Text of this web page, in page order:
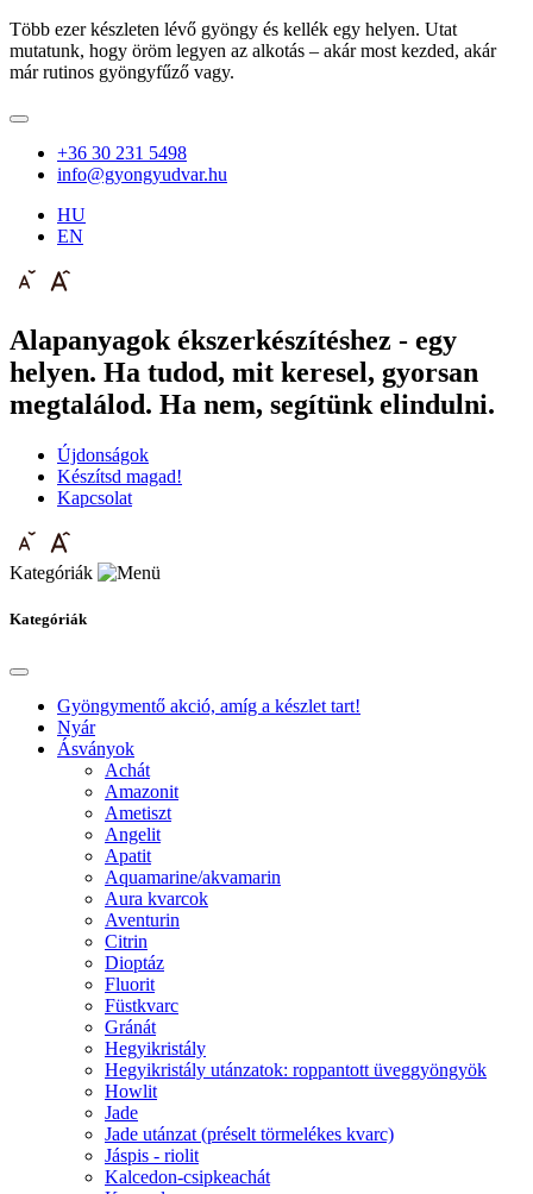
Több ezer készleten lévő gyöngy és kellék egy helyen. Utat
mutatunk, hogy öröm legyen az alkotás – akár most kezded, akár
már rutinos gyöngyfűző vagy.
+36 30 231 5498
info@gyongyudvar.hu
HU
EN
Alapanyagok ékszerkészítéshez - egy
helyen. Ha tudod, mit keresel, gyorsan
megtalálod. Ha nem, segítünk elindulni.
Újdonságok
Készítsd magad!
Kapcsolat
Kategóriák
Kategóriák
Gyöngymentő akció, amíg a készlet tart!
Nyár
Ásványok
Achát
Amazonit
Ametiszt
Angelit
Apatit
Aquamarine/akvamarin
Aura kvarcok
Aventurin
Citrin
Dioptáz
Fluorit
Füstkvarc
Gránát
Hegyikristály
Hegyikristály utánzatok: roppantott üveggyöngyök
Howlit
Jade
Jade utánzat (préselt törmelékes kvarc)
Jáspis - riolit
Kalcedon-csipkeachát